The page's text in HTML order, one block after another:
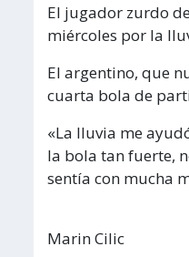
El jugador zurdo
miércoles por la
El argentino, que
cuarta bola de
«La lluvia me
la bola tan fuerte,
sentía con mucha
Marin Cilic